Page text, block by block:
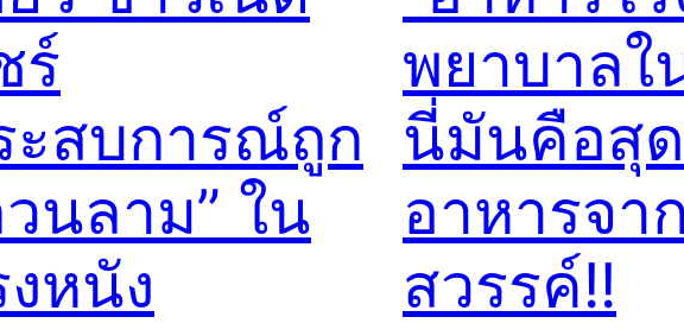
ร์
ะสบการณ์ถูก
วนลาม” ใน
หนัง
พยาบาลใ
นี่มันคือสุ
อาหารจา
สวรรค์!!